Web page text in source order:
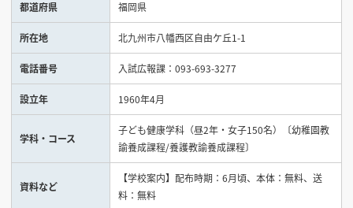
お役立ち情報
見学会WEB手引書
校内オンラインガイダンス
アンケートフォーム（学校用）
都道府県 福岡県
所在地 北九州市八幡西区自由ケ丘1-1
電話番号 入試広報課：093-693-3277
設立年 1960年4月
学科・コース
子ども健康学科（昼2年・女子150名）〔幼稚園教
諭養成課程/養護教諭養成課程〕
資料など
【学校案内】配布時期：6月頃、本体：無料、送
料：無料